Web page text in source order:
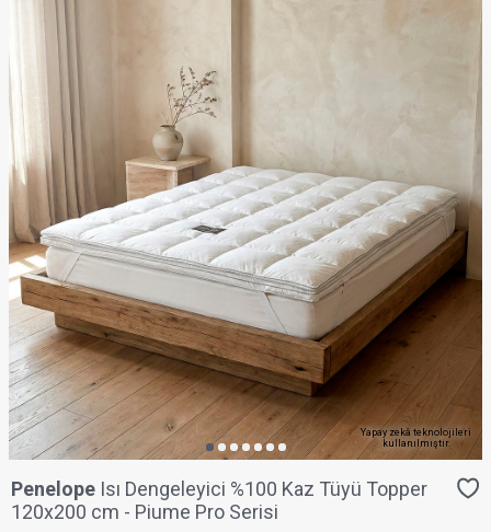
Yapay zekâ teknolojileri
kullanılmıştır.
Penelope Isı Dengeleyici %100 Kaz Tüyü Topper
120x200 cm - Piume Pro Serisi